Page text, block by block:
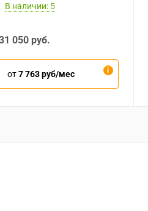
В наличии: 5
050 руб.
от7 763 руб/мес